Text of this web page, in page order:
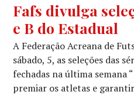
Fafs divulga
e B do Estadual
A Federação Acreana de
sábado, 5, as seleções das
fechadas na última semana
premiar os atletas e